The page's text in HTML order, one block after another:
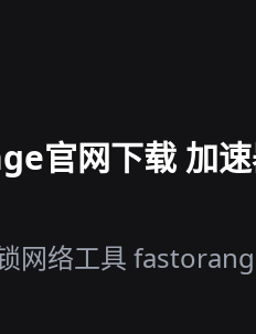
官网下载 加
网络工具